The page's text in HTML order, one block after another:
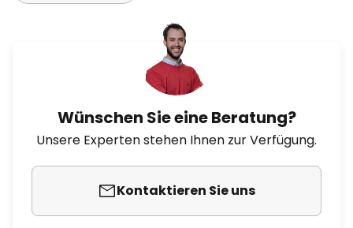
Wünschen Sie eine Beratung?
Unsere Experten stehen Ihnen zur Verfügung.
Kontaktieren Sie uns